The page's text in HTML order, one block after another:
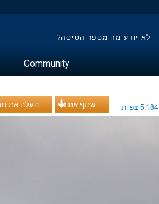
לא יודע מה מספר הטיסה?
Community
העלה את שתף את זה 5,184צפיות